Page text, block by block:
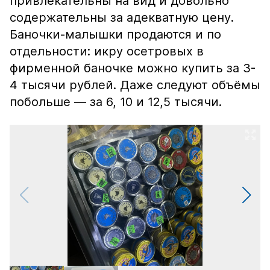
содержательны за адекватную цену.
Баночки-малышки продаются и по
отдельности: икру осетровых в
фирменной баночке можно купить за 3-
4 тысячи рублей. Даже следуют объёмы
побольше — за 6, 10 и 12,5 тысячи.